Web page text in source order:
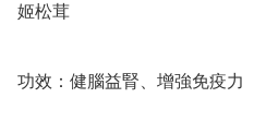
姬松茸
功效：健腦益腎、增強免疫力